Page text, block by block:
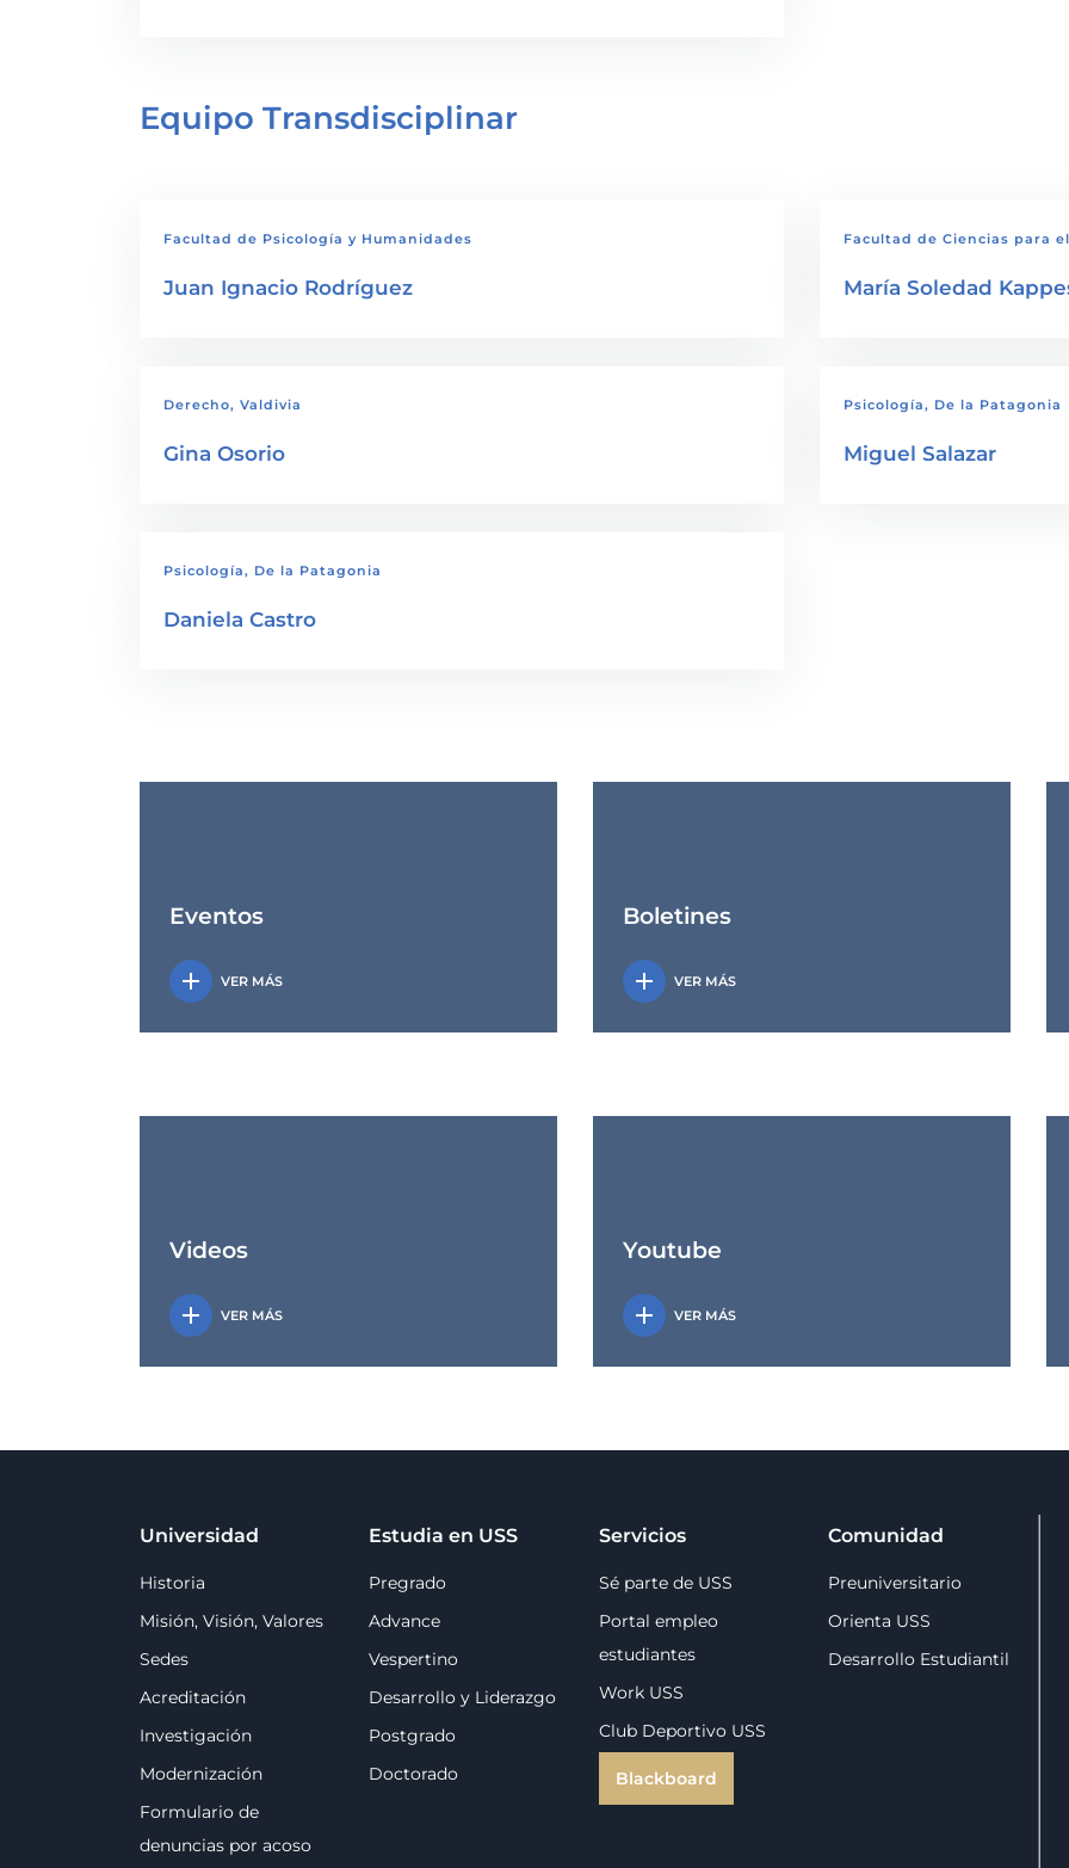
Equipo Transdisciplinar
Facultad de Psicología y Humanidades
Juan Ignacio Rodríguez
Facultad de Ciencias para
María Soledad
Derecho, Valdivia
Gina Osorio
Psicología, De la Patagonia
Miguel Salazar
Psicología, De la Patagonia
Daniela Castro
Eventos
add VER MÁS
Boletines
add VER MÁS
Videos
add VER MÁS
Youtube
add VER MÁS
Universidad
Historia
Misión, Visión, Valores
Sedes
Acreditación
Investigación
Modernización
Formulario de
denuncias por acoso
Estudia en USS
Pregrado
Advance
Vespertino
Desarrollo y Liderazgo
Postgrado
Doctorado
Servicios
Sé parte de USS
Portal empleo
estudiantes
Work USS
Club Deportivo USS
Blackboard
Comunidad
Preuniversitario
Orienta USS
Desarrollo Estudiantil